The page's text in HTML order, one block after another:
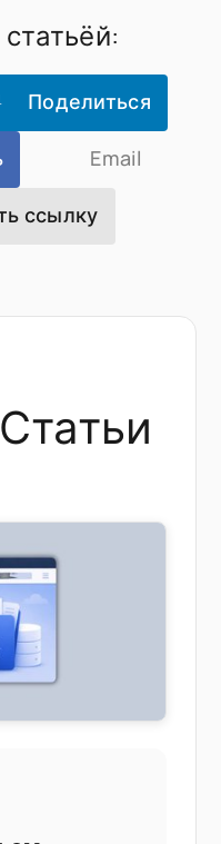
Поделиться
Email
ссылку